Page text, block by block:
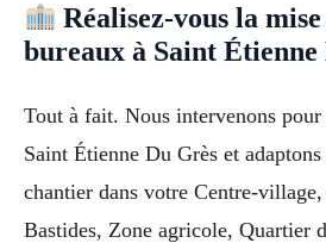
Réalisez-vous la
bureaux à Saint Étienne
Tout à fait. Nous intervenons
Saint Étienne Du Grès et
chantier dans votre Centre-
Bastides, Zone agricole, Quartier